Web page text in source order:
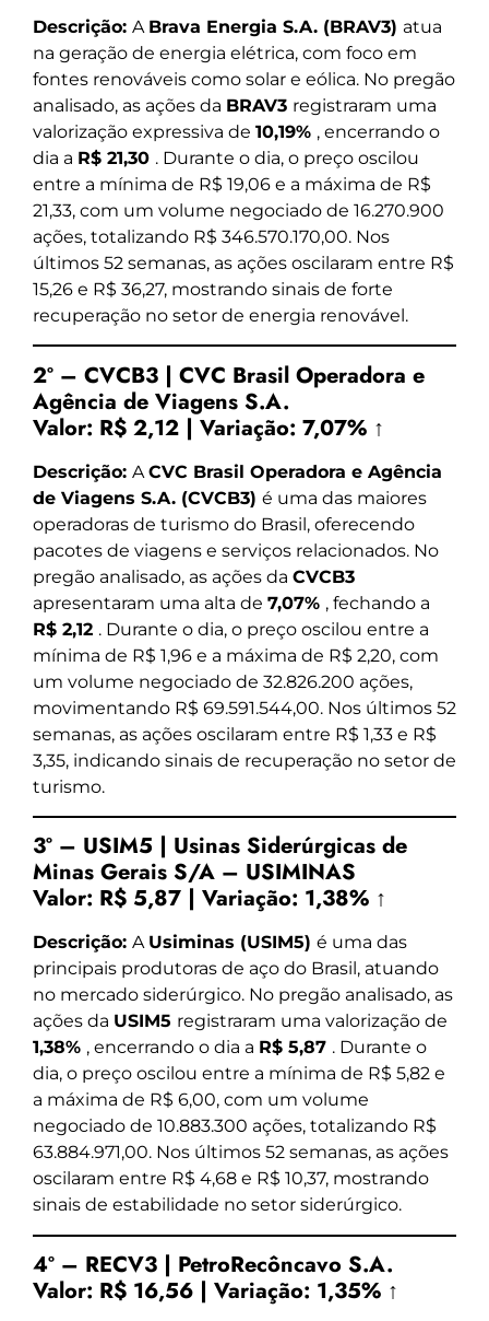
Descrição: A Brava Energia S.A. (BRAV3) atua
na geração de energia elétrica, com foco em
fontes renováveis como solar e eólica. No pregão
analisado, as ações da BRAV3 registraram uma
valorização expressiva de 10,19% , encerrando o
dia a R$ 21,30 . Durante o dia, o preço oscilou
entre a mínima de R$ 19,06 e a máxima de R$
21,33, com um volume negociado de 16.270.900
ações, totalizando R$ 346.570.170,00. Nos
últimos 52 semanas, as ações oscilaram entre R$
15,26 e R$ 36,27, mostrando sinais de forte
recuperação no setor de energia renovável.
2º – CVCB3 | CVC Brasil Operadora e
Agência de Viagens S.A.
Valor: R$ 2,12 | Variação: 7,07% ↑
Descrição: A CVC Brasil Operadora e Agência
de Viagens S.A. (CVCB3) é uma das maiores
operadoras de turismo do Brasil, oferecendo
pacotes de viagens e serviços relacionados. No
pregão analisado, as ações da CVCB3
apresentaram uma alta de 7,07% , fechando a
R$ 2,12 . Durante o dia, o preço oscilou entre a
mínima de R$ 1,96 e a máxima de R$ 2,20, com
um volume negociado de 32.826.200 ações,
movimentando R$ 69.591.544,00. Nos últimos 52
semanas, as ações oscilaram entre R$ 1,33 e R$
3,35, indicando sinais de recuperação no setor de
turismo.
3º – USIM5 | Usinas Siderúrgicas de
Minas Gerais S/A – USIMINAS
Valor: R$ 5,87 | Variação: 1,38% ↑
Descrição: A Usiminas (USIM5) é uma das
principais produtoras de aço do Brasil, atuando
no mercado siderúrgico. No pregão analisado, as
ações da USIM5 registraram uma valorização de
1,38% , encerrando o dia a R$ 5,87 . Durante o
dia, o preço oscilou entre a mínima de R$ 5,82 e
a máxima de R$ 6,00, com um volume
negociado de 10.883.300 ações, totalizando R$
63.884.971,00. Nos últimos 52 semanas, as ações
oscilaram entre R$ 4,68 e R$ 10,37, mostrando
sinais de estabilidade no setor siderúrgico.
4º – RECV3 | PetroRecôncavo S.A.
Valor: R$ 16,56 | Variação: 1,35% ↑